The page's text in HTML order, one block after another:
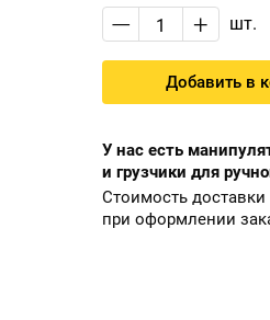
— + шт.
Добавить в
У нас есть
и грузчики для
Стоимость
при оформлении